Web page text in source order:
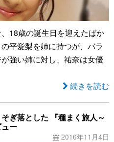
18歳の誕生日を迎えたばか
平愛梨を姉に持つが、バラ
強い姉に対し、祐奈は女優
続きを読む
ぎ落とした 『種まく旅人～
ー
2016年11月4日